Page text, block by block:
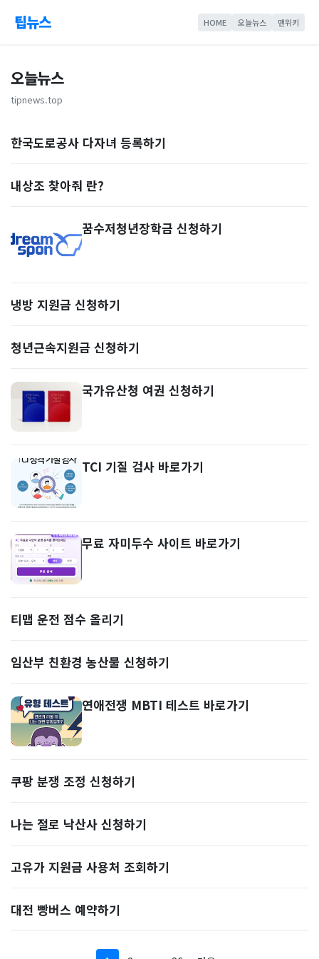
팁뉴스 HOME 오늘뉴스 맨위키
오늘뉴스
tipnews.top
한국도로공사 다자녀 등록하기
내상조 찾아줘 란?
꿈수저청년장학금 신청하기
냉방 지원금 신청하기
청년근속지원금 신청하기
국가유산청 여권 신청하기
TCI 기질 검사 바로가기
무료 자미두수 사이트 바로가기
티맵 운전 점수 올리기
임산부 친환경 농산물 신청하기
연애전쟁 MBTI 테스트 바로가기
쿠팡 분쟁 조정 신청하기
나는 절로 낙산사 신청하기
고유가 지원금 사용처 조회하기
대전 빵버스 예약하기